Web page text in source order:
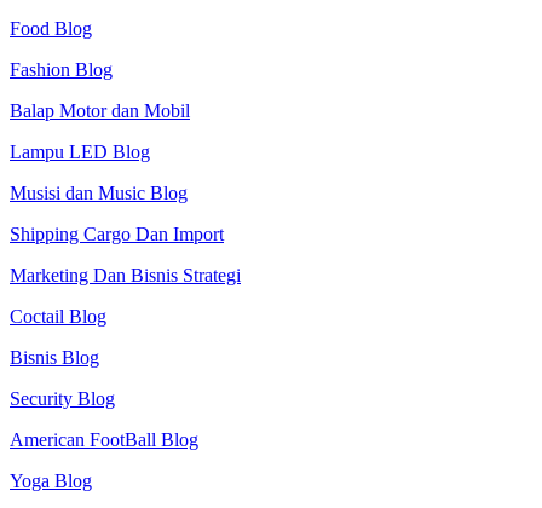
Food Blog
Fashion Blog
Balap Motor dan Mobil
Lampu LED Blog
Musisi dan Music Blog
Shipping Cargo Dan Import
Marketing Dan Bisnis Strategi
Coctail Blog
Bisnis Blog
Security Blog
American FootBall Blog
Yoga Blog